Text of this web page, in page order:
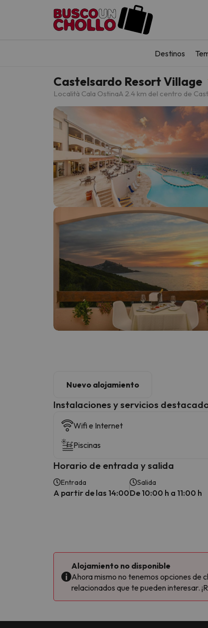
Destinos
Castelsardo Resort Village
Località Cala OstinaA 2.4 km del centro de
Nuevo alojamiento
Instalaciones y servicios
Wifi e Internet
Piscinas
Horario de entrada y salida
Entrada
A partir de las 14:00
Salida
De 10:00 h a 11:00 h
Alojamiento no disponible
Ahora mismo no tenemos opciones de
relacionados que te pueden interesar.